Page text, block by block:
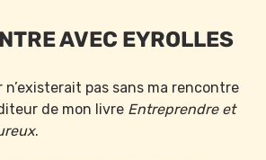
AVEC EYROLLES
pas sans ma rencontre
de mon livre Entreprendre et
.